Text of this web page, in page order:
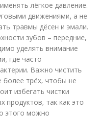
лёгкое давление.
движениями, а не
травмы дёсен и эмали.
зубов – передние,
уделять внимание
где часто
Важно чистить
более трёх, чтобы не
избегать чистки
продуктов, так как это
этого можно